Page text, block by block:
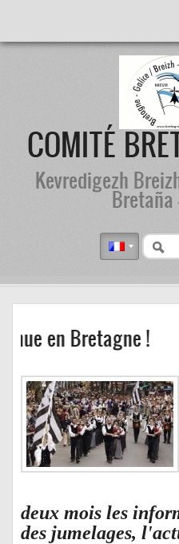
COMITÉ
Kevredigezh
en Bretagne !
deux mois les
des jumelages,